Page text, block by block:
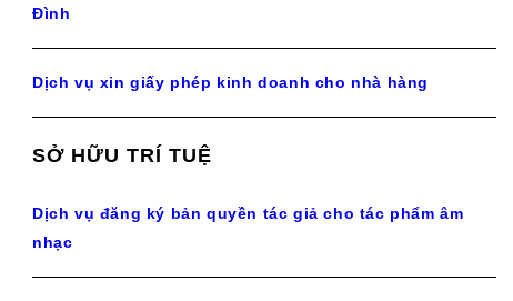
Đình
Dịch vụ xin giấy phép kinh doanh cho nhà hàng
SỞ HỮU TRÍ TUỆ
Dịch vụ đăng ký bản quyền tác giả cho tác phẩm âm
nhạc